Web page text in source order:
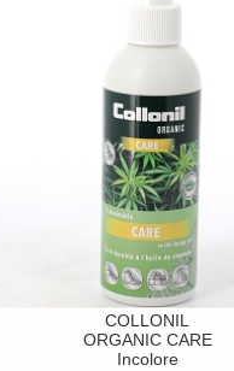
COLLONIL
ORGANIC CARE
Incolore